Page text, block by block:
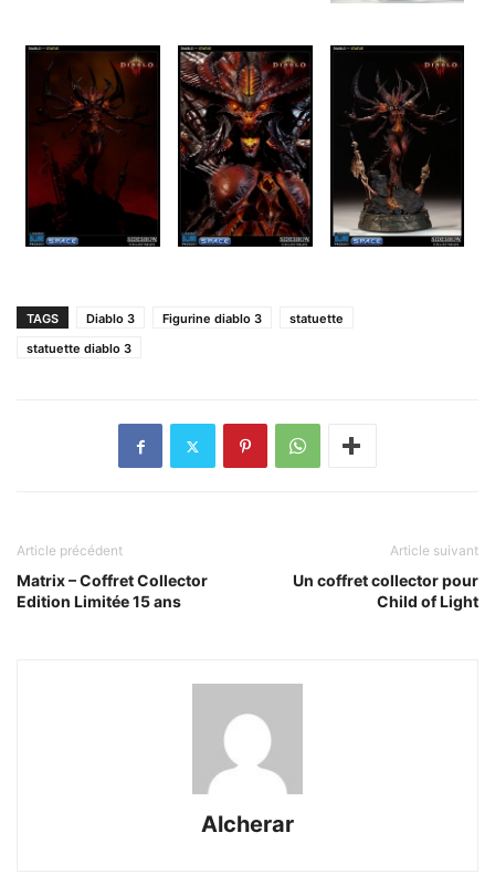
TAGS Diablo 3 Figurine diablo 3
statuette
statuette diablo 3
Article précédent
Matrix – Coffret Collector
Edition Limitée 15 ans
Article suivant
Un coffret collector pour
Child of Light
Alcherar